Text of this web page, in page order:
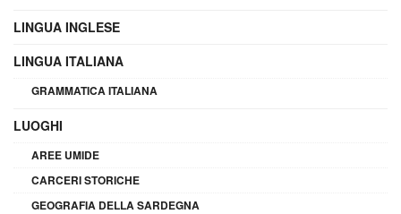
LINGUA INGLESE
LINGUA ITALIANA
GRAMMATICA ITALIANA
LUOGHI
AREE UMIDE
CARCERI STORICHE
GEOGRAFIA DELLA SARDEGNA